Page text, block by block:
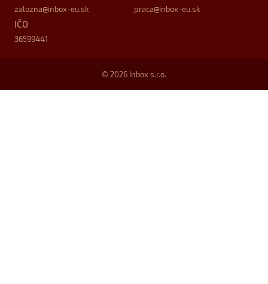
zalozna@inbox-eu.sk
IČO
36599441
praca@inbox-eu.sk
© 2026 Inbox s.r.o.